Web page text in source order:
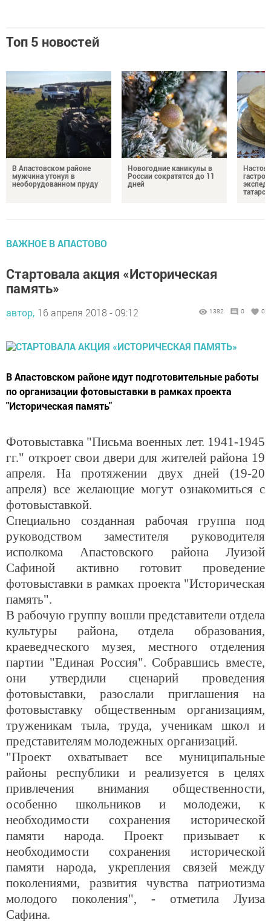
Топ 5 новостей
В Апастовском районе
мужчина утонул в
необорудованном пруду
Новогодние каникулы в
России сократятся до 11
дней
ВАЖНОЕ В АПАСТОВО
Стартовала акция «Историческая
память»
автор, 16 апреля 2018 - 09:12 1382 0 0
В Апастовском районе идут подготовительные работы
по организации фотовыставки в рамках проекта
"Историческая память"
Фотовыставка "Письма военных лет. 1941-1945
гг." откроет свои двери для жителей района 19
апреля. На протяжении двух дней (19-20
апреля) все желающие могут ознакомиться с
фотовыставкой.
Специально созданная рабочая группа под
руководством заместителя руководителя
исполкома Апастовского района Луизой
Сафиной активно готовит проведение
фотовыставки в рамках проекта "Историческая
память".
В рабочую группу вошли представители отдела
культуры района, отдела образования,
краеведческого музея, местного отделения
партии "Единая Россия". Собравшись вместе,
они утвердили сценарий проведения
фотовыставки, разослали приглашения на
фотовыставку общественным организациям,
труженикам тыла, труда, ученикам школ и
представителям молодежных организаций.
"Проект охватывает все муниципальные
районы республики и реализуется в целях
привлечения внимания общественности,
особенно школьников и молодежи, к
необходимости сохранения исторической
памяти народа. Проект призывает к
необходимости сохранения исторической
памяти народа, укрепления связей между
поколениями, развития чувства патриотизма
молодого поколения", - отметила Луиза
Сафина.